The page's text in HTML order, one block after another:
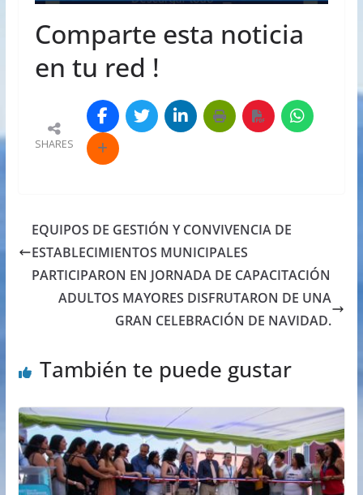
Comparte esta noticia
en tu red !
SHARES
EQUIPOS DE GESTIÓN Y CONVIVENCIA DE
ESTABLECIMIENTOS MUNICIPALES
PARTICIPARON EN JORNADA DE CAPACITACIÓN
ADULTOS MAYORES DISFRUTARON DE UNA
GRAN CELEBRACIÓN DE NAVIDAD.
También te puede gustar